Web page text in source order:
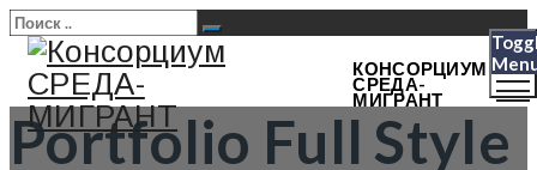
КОНСОРЦИУМ
СРЕДА-
МИГРАНТ
Portfolio Full Style